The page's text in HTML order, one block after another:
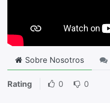
Sobre Nosotros
Rating 0 0